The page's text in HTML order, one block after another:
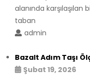
alanında
taban
admin
Bazalt Adım Taşı
Şubat 19, 2026